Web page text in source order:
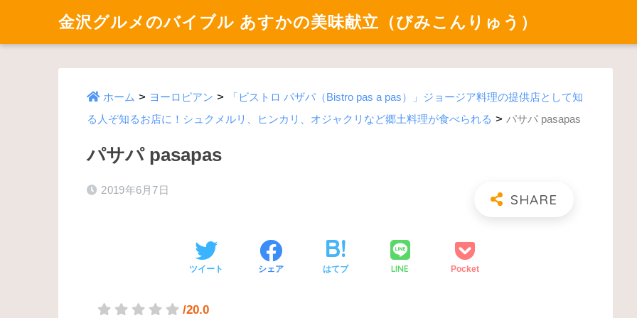
金沢グルメのバイブル あすかの美味献立（びみこんりゅう）
ホーム > ヨーロピアン >
「ビストロ パザパ（Bistro pas a pas）」ジョージア料理の提供店として知
る人ぞ知るお店に！シュクメルリ、ヒンカリ、オジャクリなど郷土料理が食べられる > パサパ pasapas
パサパ pasapas
2019年6月7日
ツイート シェア はてブ LINE Pocket
/20.0